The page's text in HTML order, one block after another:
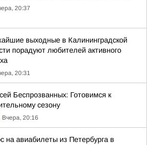
20:37
выходные в Калининградской
порадуют любителей активного
20:31
Беспрозванных: Готовимся к
сезону
Вчера, 20:16
на авиабилеты из Петербурга в